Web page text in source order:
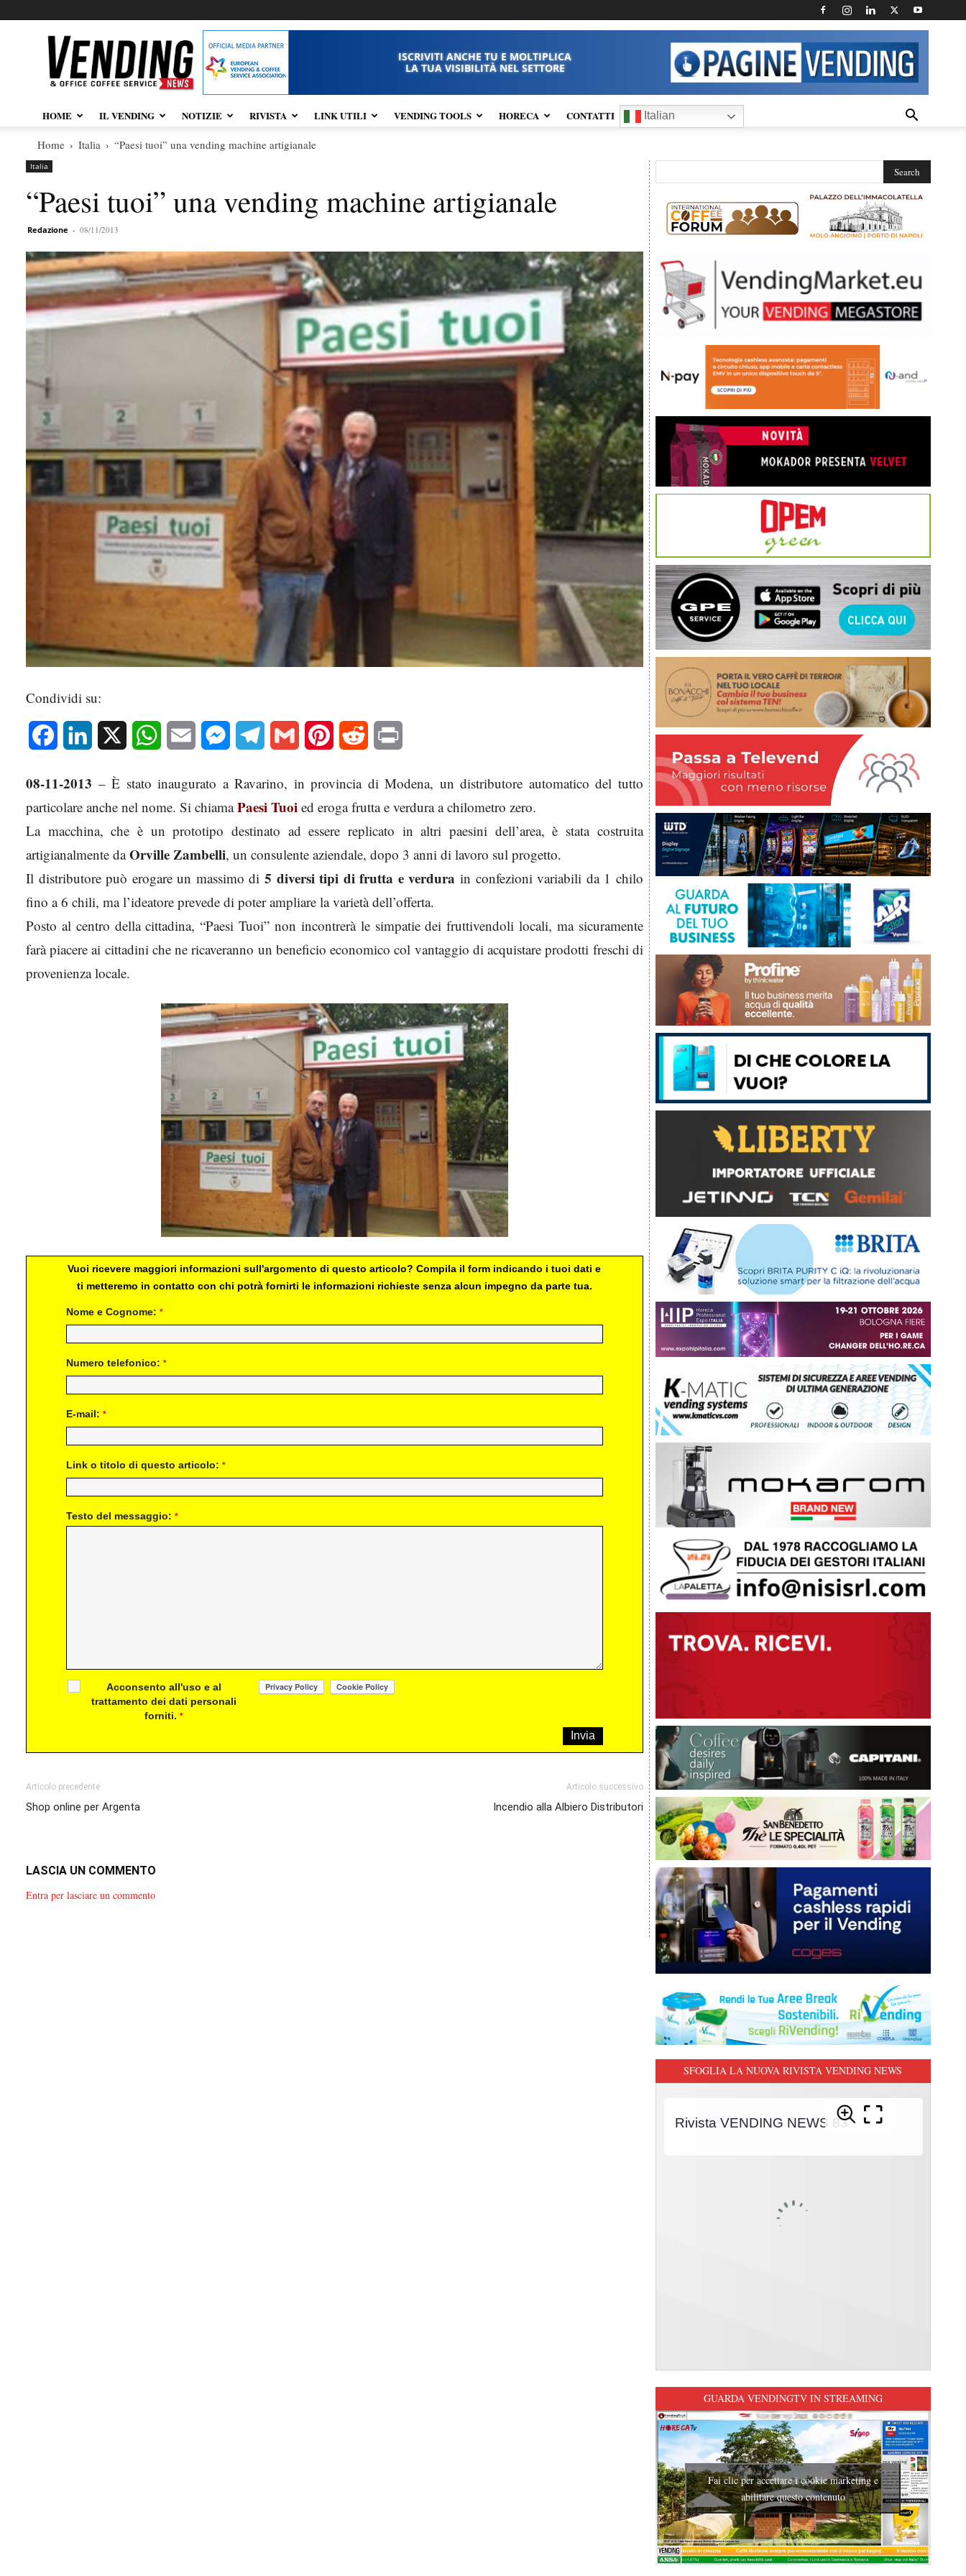
Vendingnews.it
ISCRIVITI ANCHE TU E MOLTIPLICA
LA TUA VISIBILITÀ NEL SETTORE
HOME IL VENDING NOTIZIE RIVISTA LINK UTILI VENDING TOOLS HORECA CONTATTI Italian
Home Italia “Paesi tuoi” una vending machine artigianale
Italia
“Paesi tuoi” una vending machine artigianale
Redazione - 08/11/2013
Condividi su:
Facebook LinkedIn WhatsAppEmail MessengerTelegram Gmail Pinterest Reddit
08-11-2013 – È stato inaugurato a Ravarino, in provincia di Modena, un distributore automatico del tutto
particolare anche nel nome. Si chiamaPaesi Tuoi ed eroga frutta e verdura a chilometro zero.
La macchina, che è un prototipo destinato ad essere replicato in altri paesini dell’area, è stata costruita
artigianalmente daOrville Zambelli, un consulente aziendale, dopo 3 anni di lavoro sul progetto.
Il distributore può erogare un massimo di 5 diversi tipi di frutta e verdura in confezioni variabili da 1 chilo
fino a 6 chili, ma l’ideatore prevede di poter ampliare la varietà dell’offerta.
Posto al centro della cittadina, “Paesi Tuoi” non incontrerà le simpatie dei fruttivendoli locali, ma sicuramente
farà piacere ai cittadini che ne ricaveranno un beneficio economico col vantaggio di acquistare prodotti freschi di
provenienza locale.
Vuoi ricevere maggiori informazioni sull'argomento di questo articolo? Compila il form indicando i tuoi dati e
ti metteremo in contatto con chi potrà fornirti le informazioni richieste senza alcun impegno da parte tua.
Nome e Cognome: *
Numero telefonico: *
E-mail: *
Link o titolo di questo articolo: *
Testo del messaggio: *
Acconsento all'uso e al
trattamento dei dati personali
forniti.*
Articolo precedente
Shop online per Argenta
Articolo successivo
Incendio alla Albiero Distributori
LASCIA UN COMMENTO
Entra per lasciare un commento
SFOGLIA LA NUOVA RIVISTA VENDING NEWS
GUARDA VENDINGTV IN STREAMING
Fai clic per accettare i cookie marketing e
abilitare questo contenuto